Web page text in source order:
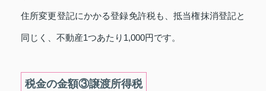
住所変更登記にかかる登録免許税も、抵当権抹消登記と
同じく、不動産1つあたり1,000円です。
税金の金額③譲渡所得税